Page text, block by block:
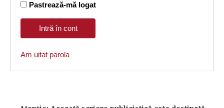
Pastrează-mă logat
Am uitat parola